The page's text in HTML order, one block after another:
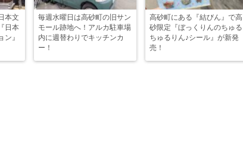
本文
日本
』
毎週水曜日は高砂町の旧サン
モール跡地へ！アルカ駐車場
内に週替わりでキッチンカ
ー！
高砂町にある『結びん』で高
砂限定『ぼっくりんのちゅる
ちゅるりん♪シール』が新発
売！